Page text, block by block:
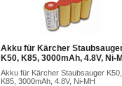
Akku für Kärcher
K50, K85, 3000mAh, 4.8V, Ni-
Akku für Kärcher Staubsauger K50,
K85, 3000mAh, 4.8V, Ni-MH